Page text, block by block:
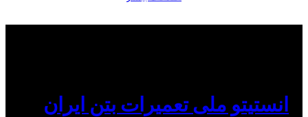
انستیتو ملی تعمیرات بتن ایران